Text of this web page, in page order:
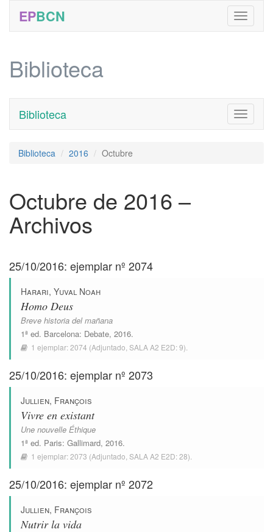
EPBCN
Biblioteca
Toggle
Biblioteca
Biblioteca 2016 Octubre
Octubre de 2016 –
Archivos
25/10/2016: ejemplar nº 2074
Harari, Yuval Noah
Homo Deus
Breve historia del mañana
1ª ed. Barcelona: Debate, 2016.
1 ejemplar:2074 (Adjuntado, SALA A2 E2D: 9).
25/10/2016: ejemplar nº 2073
Jullien, François
Vivre en existant
Une nouvelle Éthique
1ª ed. Paris: Gallimard, 2016.
1 ejemplar:2073 (Adjuntado, SALA A2 E2D: 28).
25/10/2016: ejemplar nº 2072
Jullien, François
Nutrir la vida